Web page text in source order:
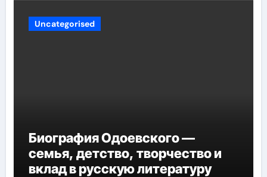
Uncategorised
Биография Одоевского —
семья, детство, творчество и
вклад в русскую литературу